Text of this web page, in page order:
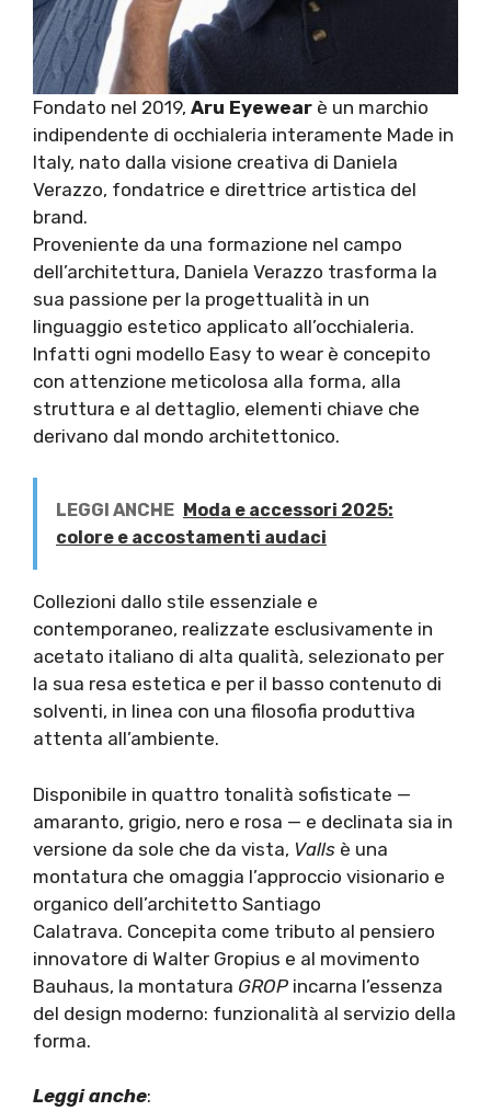
Fondato nel 2019, Aru Eyewear è un marchio
indipendente di occhialeria interamente Made in
Italy, nato dalla visione creativa di Daniela
Verazzo, fondatrice e direttrice artistica del
brand.
Proveniente da una formazione nel campo
dell’architettura, Daniela Verazzo trasforma la
sua passione per la progettualità in un
linguaggio estetico applicato all’occhialeria.
Infatti ogni modello Easy to wear è concepito
con attenzione meticolosa alla forma, alla
struttura e al dettaglio, elementi chiave che
derivano dal mondo architettonico.
LEGGI ANCHE Moda e accessori 2025:
colore e accostamenti audaci
Collezioni dallo stile essenziale e
contemporaneo, realizzate esclusivamente in
acetato italiano di alta qualità, selezionato per
la sua resa estetica e per il basso contenuto di
solventi, in linea con una filosofia produttiva
attenta all’ambiente.
Disponibile in quattro tonalità sofisticate —
amaranto, grigio, nero e rosa — e declinata sia in
versione da sole che da vista, Valls è una
montatura che omaggia l’approccio visionario e
organico dell’architetto Santiago
Calatrava. Concepita come tributo al pensiero
innovatore di Walter Gropius e al movimento
Bauhaus, la montatura GROP incarna l’essenza
del design moderno: funzionalità al servizio della
forma.
Leggi anche: